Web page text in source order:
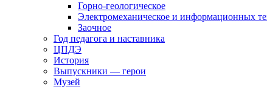
Горно-геологическое
Электромеханическое и информационных
Заочное
Год педагога и наставника
ЦПДЭ
История
Выпускники — герои
Музей